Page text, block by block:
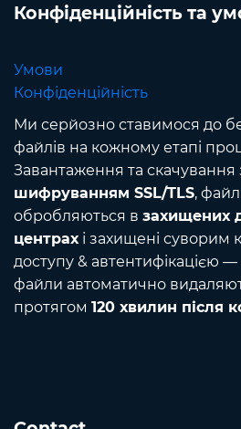
Конфіденційність та
Умови
Конфіденційність
Ми серйозно ставимося до
файлів на кожному етапі
Завантаження та скачування
шифруванням SSL/TLS,
обробляються в захищених
центрахі захищені суворим
доступу & автентифікацією —
файли автоматично
протягом 120 хвилин після